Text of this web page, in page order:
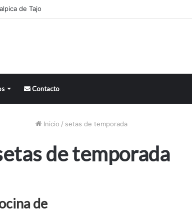
de Tajo
Contacto
Inicio / setas de temporada
de temporada
de